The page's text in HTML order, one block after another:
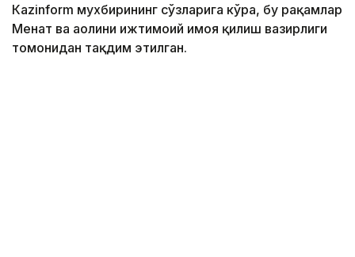
Кazinform мухбирининг сўзларига кўра, бу рақамлар
Меҳнат ва аҳолини ижтимоий ҳимоя қилиш вазирлиги
томонидан тақдим этилган.